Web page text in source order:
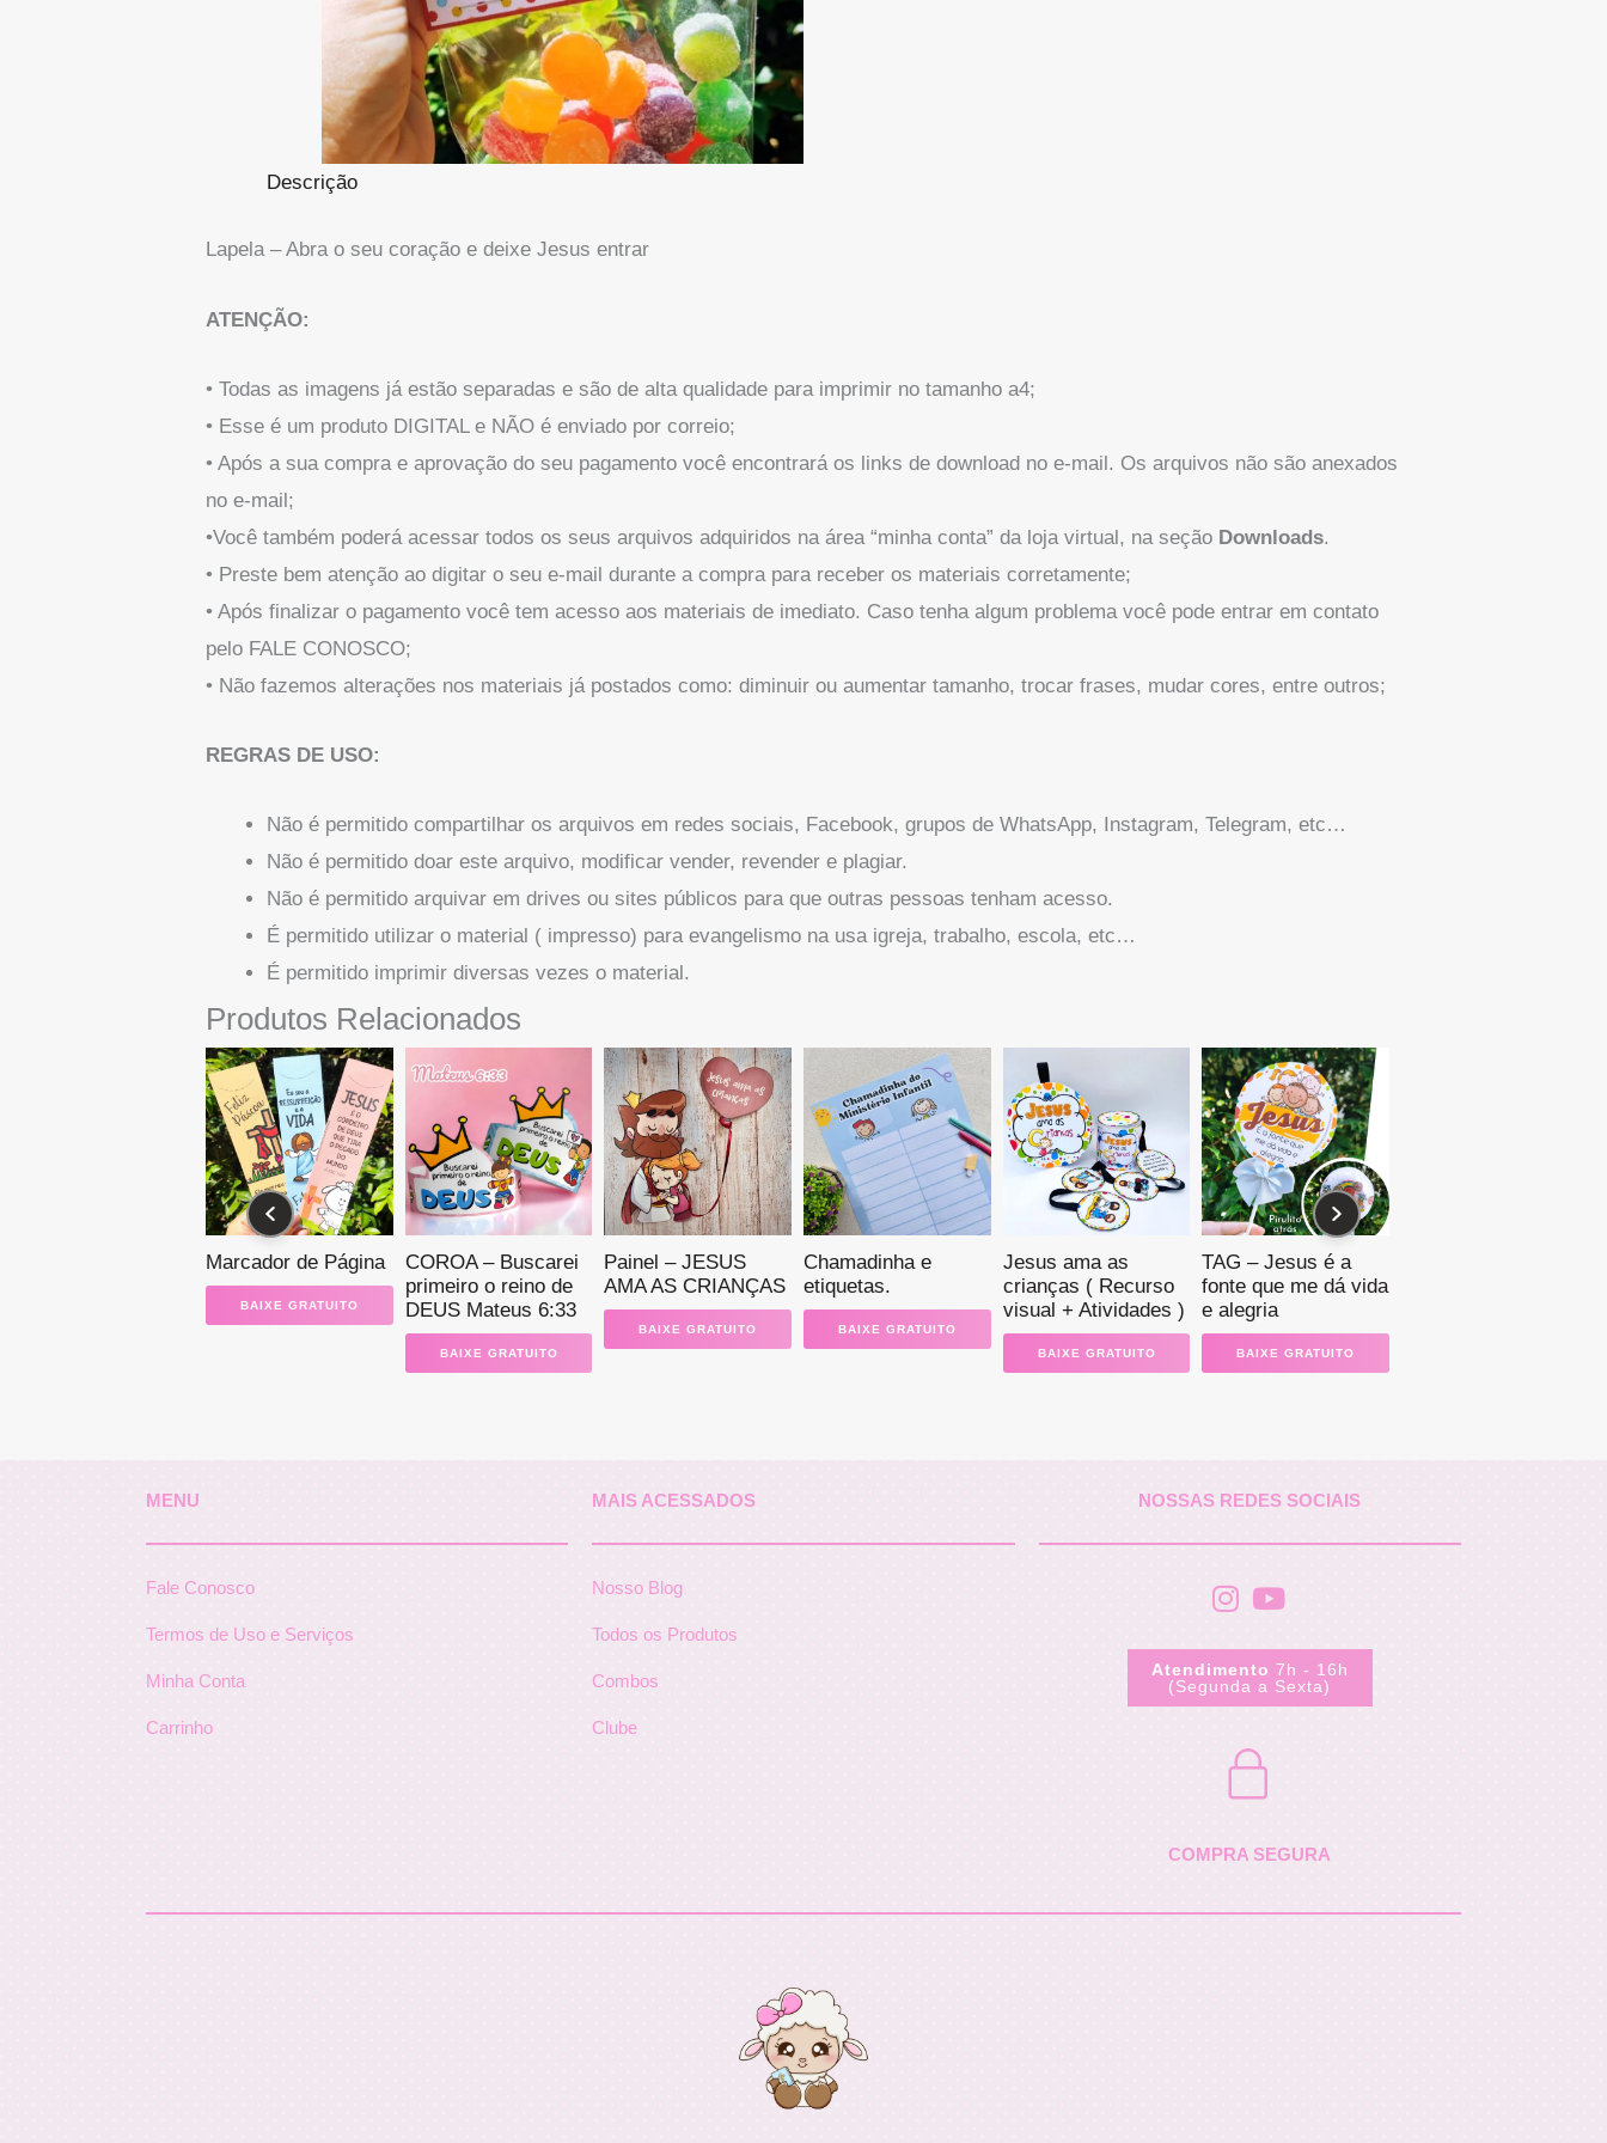
Descrição
Lapela – Abra o seu coração e deixe Jesus entrar
ATENÇÃO:
• Todas as imagens já estão separadas e são de alta qualidade para imprimir no tamanho a4;
• Esse é um produto DIGITAL e NÃO é enviado por correio;
• Após a sua compra e aprovação do seu pagamento você encontrará os links de download no e-mail. Os arquivos não são anexados
no e-mail;
•Você também poderá acessar todos os seus arquivos adquiridos na área “minha conta” da loja virtual, na seção Downloads.
• Preste bem atenção ao digitar o seu e-mail durante a compra para receber os materiais corretamente;
• Após finalizar o pagamento você tem acesso aos materiais de imediato. Caso tenha algum problema você pode entrar em contato
pelo FALE CONOSCO;
• Não fazemos alterações nos materiais já postados como: diminuir ou aumentar tamanho, trocar frases, mudar cores, entre outros;
REGRAS DE USO:
Não é permitido compartilhar os arquivos em redes sociais, Facebook, grupos de WhatsApp, Instagram, Telegram, etc…
Não é permitido doar este arquivo, modificar vender, revender e plagiar.
Não é permitido arquivar em drives ou sites públicos para que outras pessoas tenham acesso.
É permitido utilizar o material ( impresso) para evangelismo na usa igreja, trabalho, escola, etc…
É permitido imprimir diversas vezes o material.
Produtos Relacionados
Marcador de Página
BAIXE GRATUITO
COROA – Buscarei
primeiro o reino de
DEUS Mateus 6:33
BAIXE GRATUITO
Painel – JESUS
AMA AS CRIANÇAS
BAIXE GRATUITO
Chamadinha e
etiquetas.
BAIXE GRATUITO
Jesus ama as
crianças ( Recurso
visual + Atividades )
BAIXE GRATUITO
TAG – Jesus é a
fonte que me dá vida
e alegria
BAIXE GRATUITO
MENU
Fale Conosco
Termos de Uso e Serviços
Minha Conta
Carrinho
MAIS ACESSADOS
Nosso Blog
Todos os Produtos
Combos
Clube
NOSSAS REDES SOCIAIS
Atendimento 7h - 16h
(Segunda a Sexta)
COMPRA SEGURA